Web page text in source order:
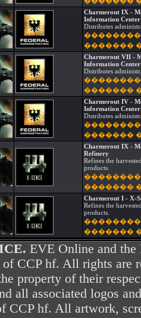
Charmerout IX -
Information Center
Distributes
�������
Charmerout VII -
Information Center
Distributes
�������
Charmerout IV -
Information Center
Distributes
�������
Charmerout IX -
Refinery
Refines the
products.
�������
Charmerout I - X-
Refines the
products.
�������
EVE Online and the
of CCP hf. All rights are
property of their
all associated logos
CCP hf. All artwork,